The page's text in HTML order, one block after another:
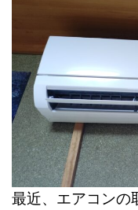
最近、エアコンの